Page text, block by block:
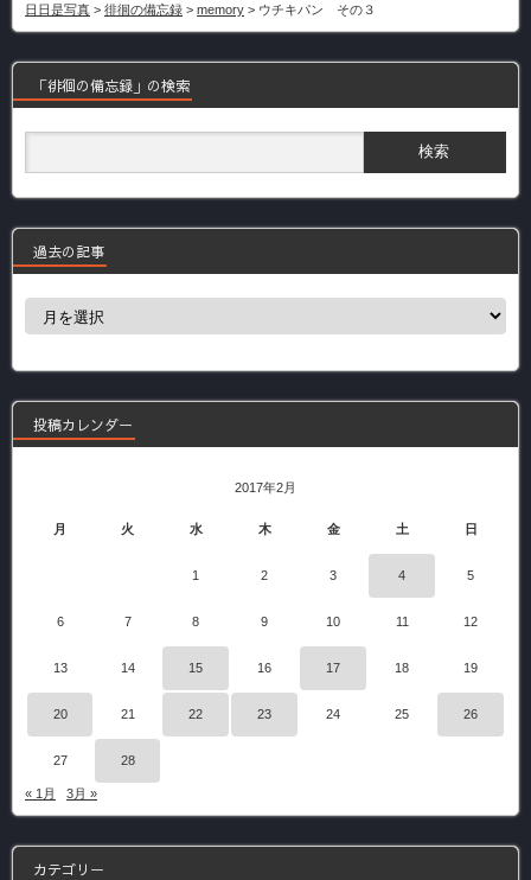
日日是写真 > 徘徊の備忘録 > memory > ウチキパン その３
「徘徊の備忘録」の検索
過去の記事
過
事
投稿カレンダー
2017年2月
月 火 水 木 金 土 日
1 2 3 4 5
6 7 8 9 10 11 12
13 14 15 16 17 18 19
20 21 22 23 24 25 26
27 28
« 1月 3月 »
カテゴリー